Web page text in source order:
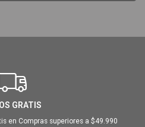
GRATIS
en Compras superiores a $49.990